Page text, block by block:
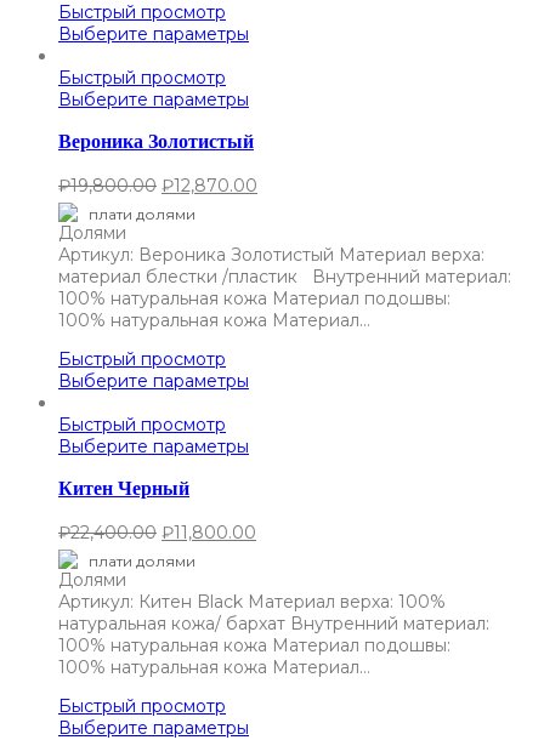
Быстрый просмотр
Выберите параметры
Быстрый просмотр
Выберите параметры
Вероника Золотистый
₽19,800.00 ₽12,870.00
плати долями
Артикул: Вероника Золотистый Материал верха:
материал блестки /пластик Внутренний материал:
100% натуральная кожа Материал подошвы:
100% натуральная кожа Материал…
Быстрый просмотр
Выберите параметры
Быстрый просмотр
Выберите параметры
Китен Черный
₽22,400.00 ₽11,800.00
плати долями
Артикул: Китен Black Материал верха: 100%
натуральная кожа/ бархат Внутренний материал:
100% натуральная кожа Материал подошвы:
100% натуральная кожа Материал…
Быстрый просмотр
Выберите параметры